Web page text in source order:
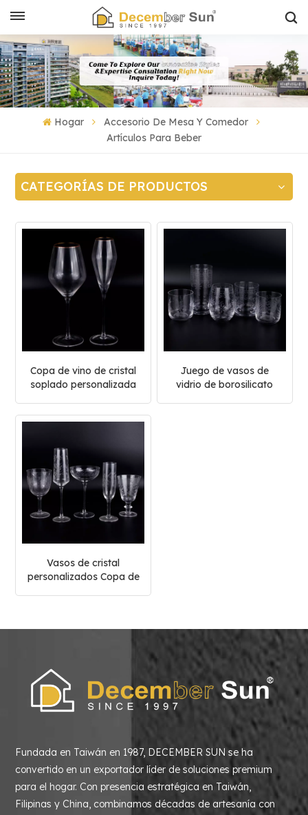
Hogar
Accesorio De Mesa Y Comedor
Artículos Para Beber
CATEGORÍAS DE PRODUCTOS
Copa de vino de cristal
soplado personalizada
Juego de vasos de
vidrio de borosilicato
Vasos de cristal
personalizados Copa de
Fundada en Taiwán en 1987, DECEMBER SUN se ha
convertido en un exportador líder de soluciones premium
para el hogar. Con presencia estratégica en Taiwán,
Filipinas y China, combinamos décadas de artesanía con